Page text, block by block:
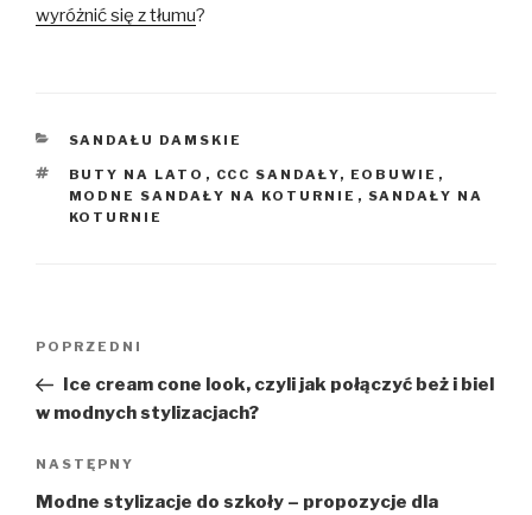
wyróżnić się z tłumu?
KATEGORIE
SANDAŁU DAMSKIE
TAGI
BUTY NA LATO , CCC SANDAŁY, EOBUWIE ,
MODNE SANDAŁY NA KOTURNIE , SANDAŁY NA
KOTURNIE
Poprzedni
wpis
POPRZEDNI
Ice cream cone look, czyli jak połączyć beż i biel
w modnych stylizacjach?
Następny
wpis
NASTĘPNY
Modne stylizacje do szkoły – propozycje dla